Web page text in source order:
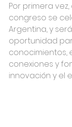
Por primera
congreso se
Argentina, y
oportunidad
conocimientos,
conexiones y
innovación y el